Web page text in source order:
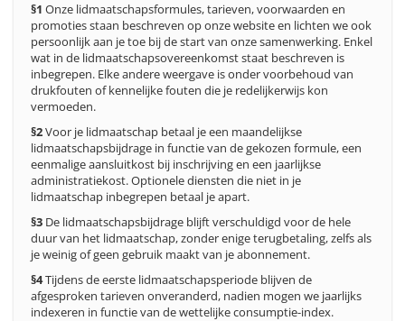
§1 Onze lidmaatschapsformules, tarieven, voorwaarden en
promoties staan beschreven op onze website en lichten we ook
persoonlijk aan je toe bij de start van onze samenwerking. Enkel
wat in de lidmaatschapsovereenkomst staat beschreven is
inbegrepen. Elke andere weergave is onder voorbehoud van
drukfouten of kennelijke fouten die je redelijkerwijs kon
vermoeden.
§2Voor je lidmaatschap betaal je een maandelijkse
lidmaatschapsbijdrage in functie van de gekozen formule, een
eenmalige aansluitkost bij inschrijving en een jaarlijkse
administratiekost. Optionele diensten die niet in je
lidmaatschap inbegrepen betaal je apart.
§3 De lidmaatschapsbijdrage blijft verschuldigd voor de hele
duur van het lidmaatschap, zonder enige terugbetaling, zelfs als
je weinig of geen gebruik maakt van je abonnement.
§4Tijdens de eerste lidmaatschapsperiode blijven de
afgesproken tarieven onveranderd, nadien mogen we jaarlijks
indexeren in functie van de wettelijke consumptie-index.